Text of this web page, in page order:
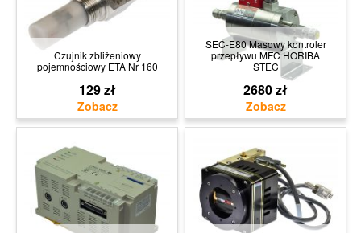
Czujnik zbliżeniowy
pojemnościowy ETA Nr 160
129 zł
SEC-E80 Masowy kontroler
przepływu MFC HORIBA
STEC
2680 zł